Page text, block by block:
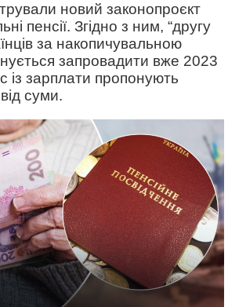
новий законопроєкт
пенсії. Згідно з ним, “другу
за накопичувальною
запровадити вже 2023
із зарплати пропонують
суми.